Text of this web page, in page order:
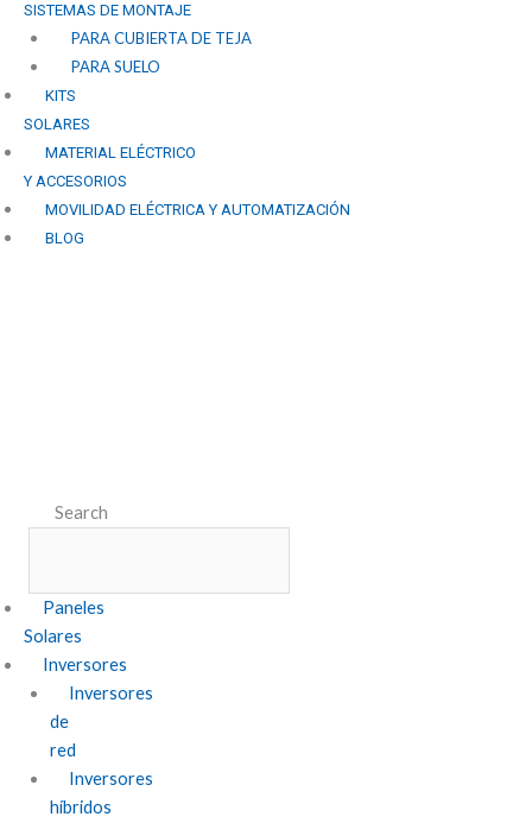
SISTEMAS DE MONTAJE
PARA CUBIERTA DE TEJA
PARA SUELO
KITS
SOLARES
MATERIAL ELÉCTRICO
Y ACCESORIOS
MOVILIDAD ELÉCTRICA Y AUTOMATIZACIÓN
BLOG
Search
Paneles
Solares
Inversores
Inversores
de
red
Inversores
híbridos